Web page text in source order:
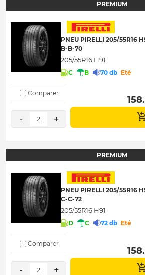
PREMIUM
PNEU PIRELLI 205/55R16
B-B-70
205/55R16 H91
C B 70 db Eté
Comparer
- 2 +
PREMIUM
PNEU PIRELLI 205/55R16
C-C-72
205/55R16 H91
D C 72 db Eté
Comparer
- 2 +